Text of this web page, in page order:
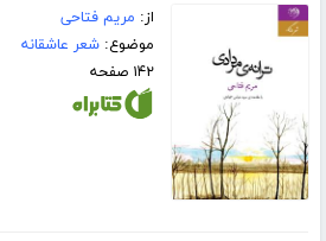
از: مریم فتاحی
موضوع:شعر عاشقانه
۱۴۲ صفحه